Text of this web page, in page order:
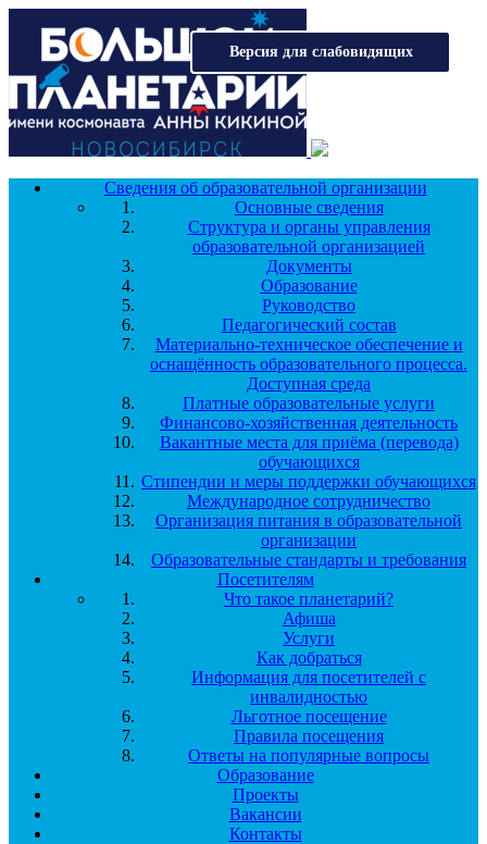
Перейти к основному содержанию
Версия для слабовидящих
Сведения об образовательной организации
Основные сведения
Структура и органы управления
образовательной организацией
Документы
Образование
Руководство
Педагогический состав
Материально-техническое обеспечение и
оснащённость образовательного процесса.
Доступная среда
Платные образовательные услуги
Финансово-хозяйственная деятельность
Вакантные места для приёма (перевода)
обучающихся
Стипендии и меры поддержки обучающихся
Международное сотрудничество
Организация питания в образовательной
организации
Образовательные стандарты и требования
Посетителям
Что такое планетарий?
Афиша
Услуги
Как добраться
Информация для посетителей с
инвалидностью
Льготное посещение
Правила посещения
Ответы на популярные вопросы
Образование
Проекты
Вакансии
Контакты